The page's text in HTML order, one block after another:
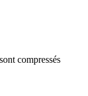
compressés